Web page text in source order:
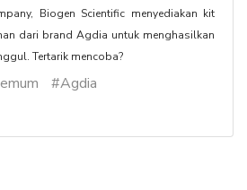
Biogen Scientific menyediakan kit
dari brand Agdia untuk menghasilkan
Tertarik mencoba?
#Agdia